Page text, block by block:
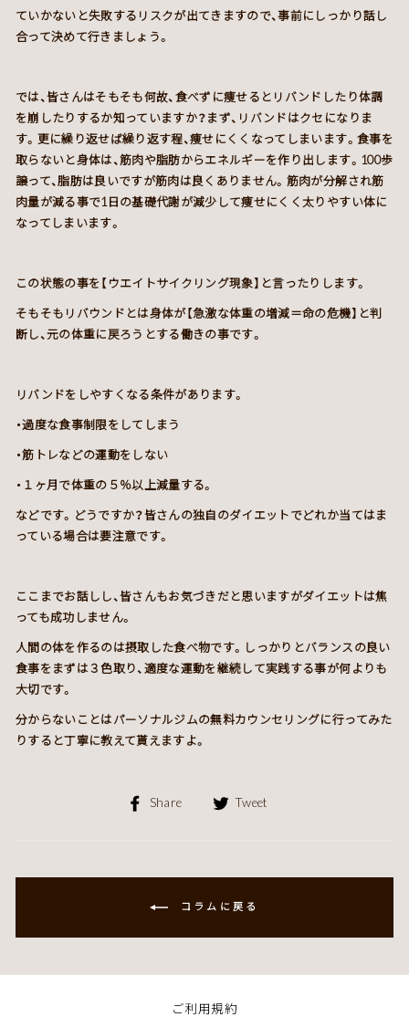
ていかないと失敗するリスクが出てきますので、事前にしっかり話し
合って決めて行きましょう。
では、皆さんはそもそも何故、食べずに痩せるとリバンドしたり体調
を崩したりするか知っていますか？まず、リバンドはクセになりま
す。更に繰り返せば繰り返す程、痩せにくくなってしまいます。食事を
取らないと身体は、筋肉や脂肪からエネルギーを作り出します。100歩
譲って、脂肪は良いですが筋肉は良くありません。筋肉が分解され筋
肉量が減る事で1日の基礎代謝が減少して痩せにくく太りやすい体に
なってしまいます。
この状態の事を【ウエイトサイクリング現象】と言ったりします。
そもそもリバウンドとは身体が【急激な体重の増減＝命の危機】と判
断し、元の体重に戻ろうとする働きの事です。
リバンドをしやすくなる条件があります。
・過度な食事制限をしてしまう
・筋トレなどの運動をしない
・１ヶ月で体重の５％以上減量する。
などです。どうですか？皆さんの独自のダイエットでどれか当てはま
っている場合は要注意です。
ここまでお話しし、皆さんもお気づきだと思いますがダイエットは焦
っても成功しません。
人間の体を作るのは摂取した食べ物です。しっかりとバランスの良い
食事をまずは３色取り、適度な運動を継続して実践する事が何よりも
大切です。
分からないことはパーソナルジムの無料カウンセリングに行ってみた
りすると丁寧に教えて貰えますよ。
Share
Facebook
ア
Tweet
ア
コラムに戻る
ご利用規約